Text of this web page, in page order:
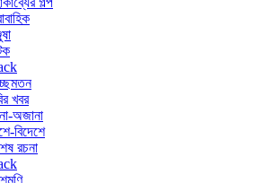
খবর
অজানা
বিদেশে
রচনা